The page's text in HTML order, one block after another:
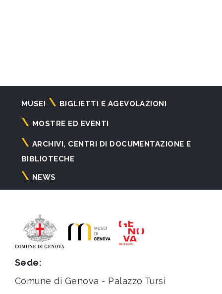
Navigazione
principale
MUSEI BIGLIETTI E AGEVOLAZIONI
MOSTRE ED EVENTI
ARCHIVI, CENTRI DI DOCUMENTAZIONE E
BIBLIOTECHE
NEWS
Sede:
Comune di Genova - Palazzo Tursi